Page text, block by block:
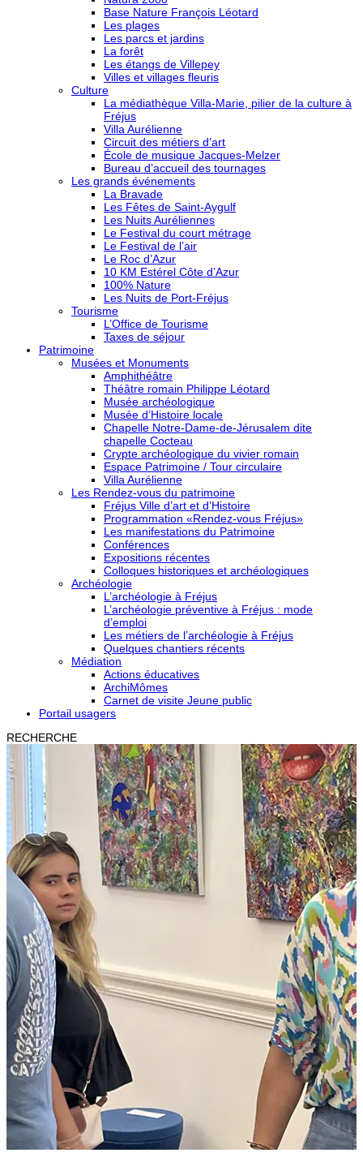
Base Nature François Léotard
Les plages
Les parcs et jardins
La forêt
Les étangs de Villepey
Villes et villages fleuris
Culture
La médiathèque Villa-Marie, pilier de la culture à
Fréjus
Villa Aurélienne
Circuit des métiers d’art
École de musique Jacques-Melzer
Bureau d’accueil des tournages
Les grands événements
La Bravade
Les Fêtes de Saint-Aygulf
Les Nuits Auréliennes
Le Festival du court métrage
Le Festival de l’air
Le Roc d’Azur
10 KM Estérel Côte d’Azur
100% Nature
Les Nuits de Port-Fréjus
Tourisme
L’Office de Tourisme
Taxes de séjour
Patrimoine
Musées et Monuments
Amphithéâtre
Théâtre romain Philippe Léotard
Musée archéologique
Musée d’Histoire locale
Chapelle Notre-Dame-de-Jérusalem dite
chapelle Cocteau
Crypte archéologique du vivier romain
Espace Patrimoine / Tour circulaire
Villa Aurélienne
Les Rendez-vous du patrimoine
Fréjus Ville d’art et d’Histoire
Programmation «Rendez-vous Fréjus»
Les manifestations du Patrimoine
Conférences
Expositions récentes
Colloques historiques et archéologiques
Archéologie
L’archéologie à Fréjus
L’archéologie préventive à Fréjus : mode
d’emploi
Les métiers de l’archéologie à Fréjus
Quelques chantiers récents
Médiation
Actions éducatives
ArchiMômes
Carnet de visite Jeune public
Portail usagers
RECHERCHE